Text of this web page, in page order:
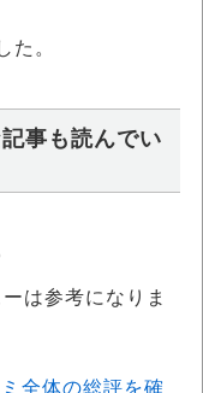
た。
事も読んでい
は参考になりま
全体の総評を確